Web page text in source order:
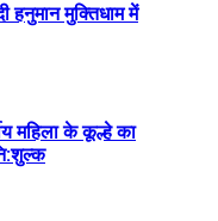
हनुमान मुक्तिधाम में
महिला के कूल्हे का